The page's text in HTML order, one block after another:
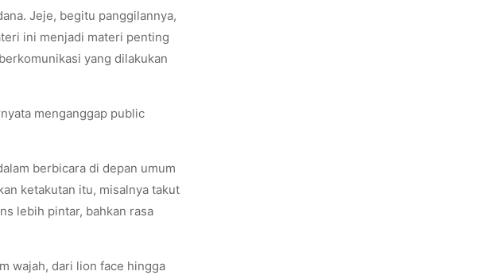
Jeje, begitu panggilannya,
ini menjadi materi penting
yang dilakukan
menganggap public
berbicara di depan umum
ketakutan itu, misalnya takut
lebih pintar, bahkan rasa
wajah, dari lion face hingga